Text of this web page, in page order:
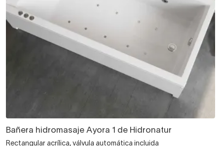
Bañera hidromasaje Ayora 1 de Hidronatur
Rectangular acrílica, válvula automática incluida